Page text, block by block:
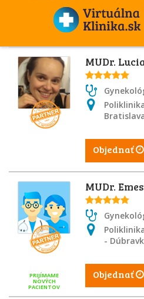
MUDr.
Objednať
PRIJÍMAME
NOVÝCH
PACIENTOV
MUDr.
-
Objednať